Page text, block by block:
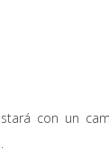
con un